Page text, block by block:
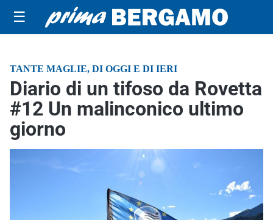
☰
TANTE MAGLIE, DI OGGI E DI IERI
Diario di un tifoso da Rovetta
#12 Un malinconico ultimo
giorno